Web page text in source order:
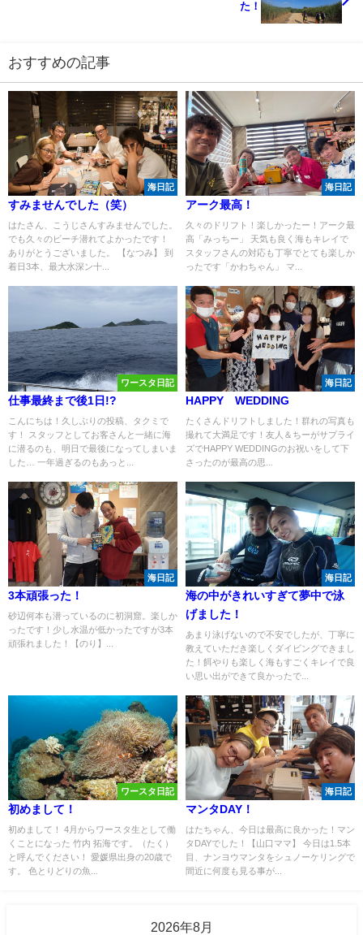
た！
おすすめの記事
海日記
すみませんでした（笑）
はたさん、こうじさんすみませんでした。
でも久々のビーチ潜れてよかったです！
ありがとうございました。 【なつみ】 到
着日3本、最大水深ン十...
海日記
アーク最高！
久々のドリフト！楽しかったー！アーク最
高「みっちー」 天気も良く海もキレイで
スタッフさんの対応も丁寧でとても楽しか
ったです「かわちゃん」 マ...
ワースタ日記
仕事最終まで後1日!?
こんにちは！久しぶりの投稿、タクミで
す！ スタッフとしてお客さんと一緒に海
に潜るのも、明日で最後になってしまいま
した… 一年過ぎるのもあっと...
海日記
HAPPY WEDDING
たくさんドリフトしました！群れの写真も
撮れて大満足です！友人＆ちーがサプライ
ズでHAPPY WEDDINGのお祝いをして下
さったのが最高の思...
海日記
3本頑張った！
砂辺何本も潜っているのに初洞窟。楽しか
ったです！少し水温が低かったですが3本
頑張れました！【のり】...
海日記
海の中がきれいすぎて夢中で泳
げました！
あまり泳げないので不安でしたが、丁寧に
教えていただき楽しくダイビングできまし
た！餌やりも楽しく海もすごくキレイで良
い思い出ができて良かったで...
ワースタ日記
初めまして！
初めまして！ 4月からワースタ生として働
くことになった 竹内 拓海です。（たく）
と呼んでください！ 愛媛県出身の20歳で
す。 色とりどりの魚...
海日記
マンタDAY！
はたちゃん、今日は最高に良かった！マン
タDAYでした！【山口ママ】 今日は1.5本
目、ナンヨウマンタをシュノーケリングで
間近に何度も見る事が...
2026年8月